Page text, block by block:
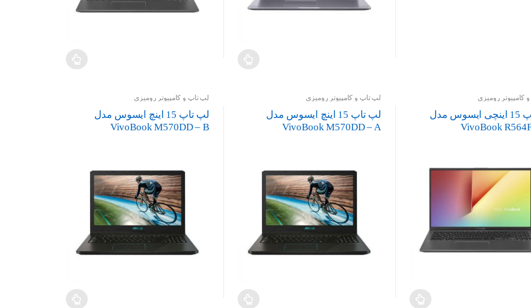
کامپیوتر رومیزی
لپ تاپ 15 اینچی ایسوس مدل
VivoBook
لپ تاپ و کامپیوتر رومیزی
لپ تاپ 15 اینچ ایسوس مدل
VivoBook M570DD – A
لپ تاپ و کامپیوتر رومیزی
لپ تاپ 15 اینچ ایسوس مدل
VivoBook M570DD – B